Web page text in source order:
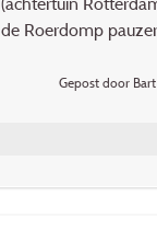
Roerdomp
Gepost door